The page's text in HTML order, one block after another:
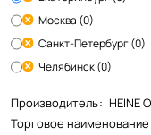
Москва (0)
Санкт-Петербург (0)
Челябинск (0)
Производитель: HEINE
Торговое наименование